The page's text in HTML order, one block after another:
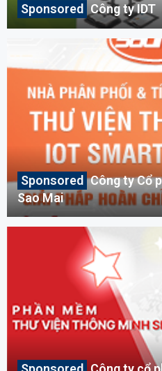
Công ty IDT
Công ty Cổ
Sao Mai